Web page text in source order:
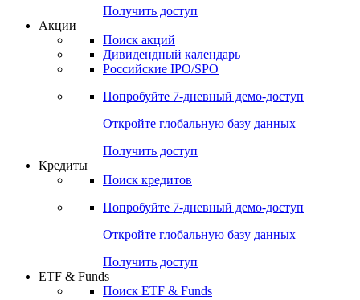
Попробуйте7-дневный
Откройте глобальную базу данных
Получить доступ
Поиск акций
Российские IPO/SPO
Попробуйте7-дневный
Откройте глобальную базу данных
Получить доступ
Поиск кредитов
Попробуйте7-дневный
Откройте глобальную базу данных